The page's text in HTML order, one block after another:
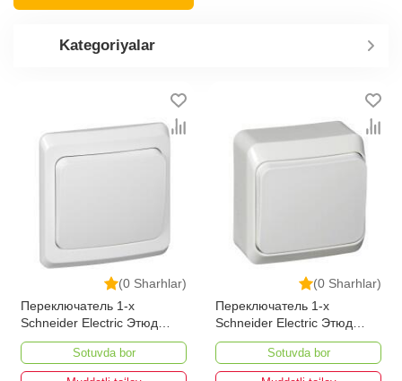
Kategoriyalar
(0 Sharhlar)
Переключатель 1-х
Schneider Electric Этюд
10АХ 250В
Sotuvda bor
(0 Sharhlar)
Переключатель 1-х
Schneider Electric Этюд
наружный 10АХ 250В
Sotuvda bor